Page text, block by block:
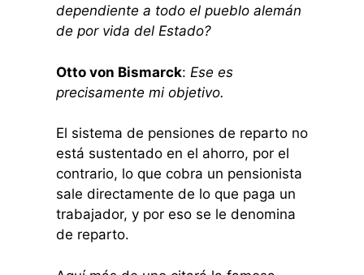
dependiente a todo el pueblo alemán
de por vida del Estado?
Otto von Bismarck: Ese es
precisamente mi objetivo.
El sistema de pensiones de reparto no
está sustentado en el ahorro, por el
contrario, lo que cobra un pensionista
sale directamente de lo que paga un
trabajador, y por eso se le denomina
de reparto.